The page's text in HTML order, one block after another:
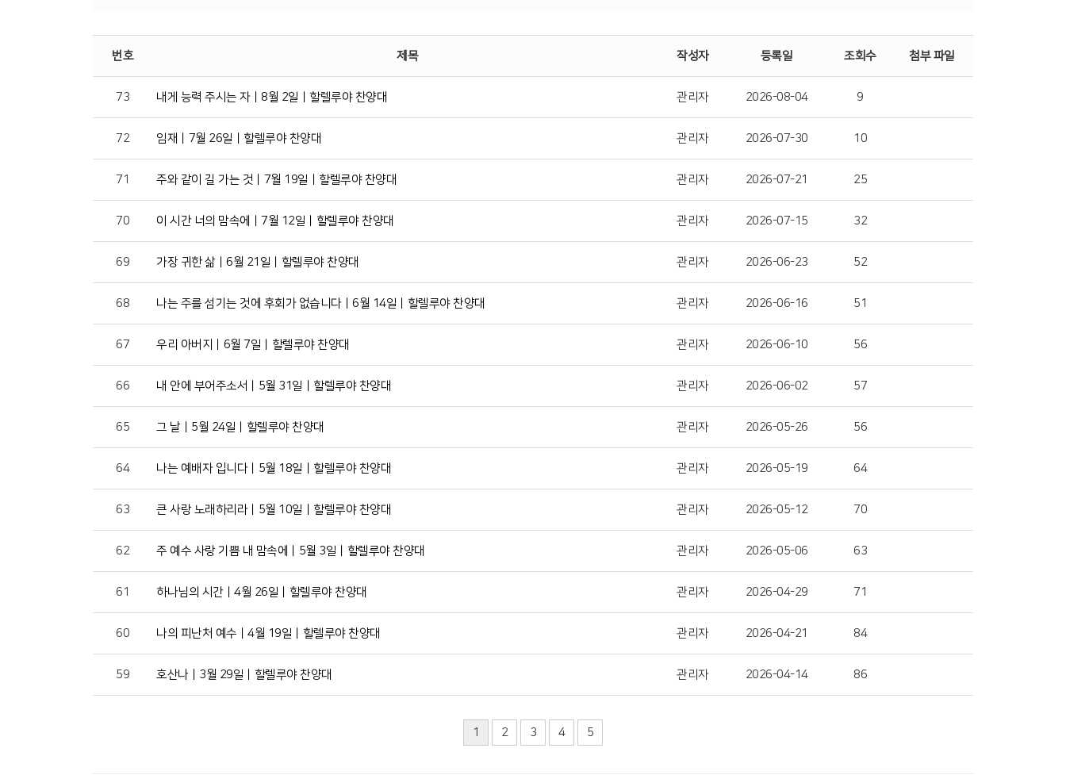
번호 제목 작성자 등록일 조회수 첨부 파일
73 내게 능력 주시는 자ㅣ8월 2일ㅣ할렐루야 찬양대 관리자 2026-08-04 9
72 임재ㅣ7월 26일ㅣ할렐루야 찬양대 관리자 2026-07-30 10
71 주와 같이 길 가는 것ㅣ7월 19일ㅣ할렐루야 찬양대 관리자 2026-07-21 25
70 이 시간 너의 맘속에ㅣ7월 12일ㅣ할렐루야 찬양대 관리자 2026-07-15 32
69 가장 귀한 삶ㅣ6월 21일ㅣ할렐루야 찬양대 관리자 2026-06-23 52
68 나는 주를 섬기는 것에 후회가 없습니다ㅣ6월 14일ㅣ할렐루야 찬양대 관리자 2026-06-16 51
67 우리 아버지ㅣ6월 7일ㅣ할렐루야 찬양대 관리자 2026-06-10 56
66 내 안에 부어주소서ㅣ5월 31일ㅣ할렐루야 찬양대 관리자 2026-06-02 57
65 그 날ㅣ5월 24일ㅣ할렐루야 찬양대 관리자 2026-05-26 56
64 나는 예배자 입니다ㅣ5월 18일ㅣ할렐루야 찬양대 관리자 2026-05-19 64
63 큰 사랑 노래하리라ㅣ5월 10일ㅣ할렐루야 찬양대 관리자 2026-05-12 70
62 주 예수 사랑 기쁨 내 맘속에ㅣ5월 3일ㅣ할렐루야 찬양대 관리자 2026-05-06 63
61 하나님의 시간ㅣ4월 26일ㅣ할렐루야 찬양대 관리자 2026-04-29 71
60 나의 피난처 예수ㅣ4월 19일ㅣ할렐루야 찬양대 관리자 2026-04-21 84
59 호산나ㅣ3월 29일ㅣ할렐루야 찬양대 관리자 2026-04-14 86
1 2 3 4 5